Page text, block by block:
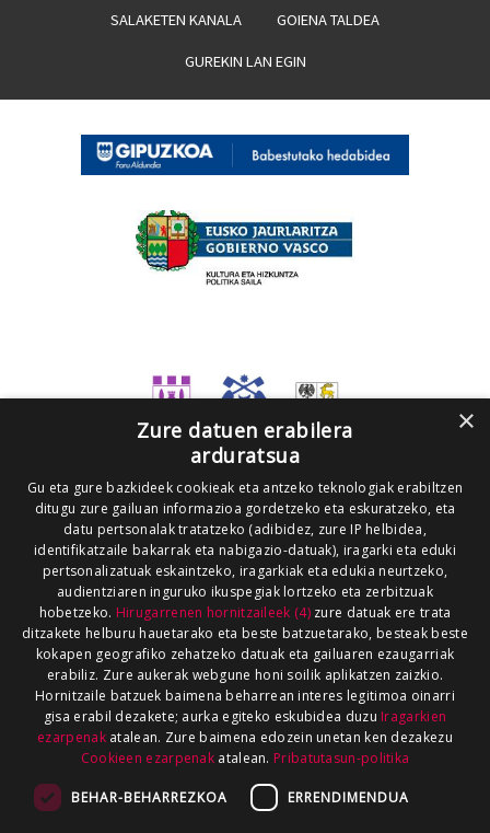
SALAKETEN KANALA GOIENA TALDEA
GUREKIN LAN EGIN
×
Zure datuen erabilera
arduratsua
Gu eta gure bazkideek cookieak eta antzeko teknologiak erabiltzen
ditugu zure gailuan informazioa gordetzeko eta eskuratzeko, eta
datu pertsonalak tratatzeko (adibidez, zure IP helbidea,
identifikatzaile bakarrak eta nabigazio-datuak), iragarki eta eduki
pertsonalizatuak eskaintzeko, iragarkiak eta edukia neurtzeko,
audientziaren inguruko ikuspegiak lortzeko eta zerbitzuak
hobetzeko. Hirugarrenen hornitzaileek (4)zure datuak ere trata
ditzakete helburu hauetarako eta beste batzuetarako, besteak beste
kokapen geografiko zehatzeko datuak eta gailuaren ezaugarriak
erabiliz. Zure aukerak webgune honi soilik aplikatzen zaizkio.
Hornitzaile batzuek baimena beharrean interes legitimoa oinarri
gisa erabil dezakete; aurka egiteko eskubidea duzu Iragarkien
ezarpenakatalean. Zure baimena edozein unetan ken dezakezu
Cookieen ezarpenak atalean. Pribatutasun-politika
BEHAR-BEHARREZKOA ERRENDIMENDUA